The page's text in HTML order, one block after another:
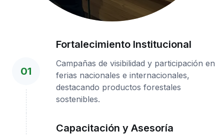
01
Fortalecimiento Institucional
Campañas de visibilidad y participación en
ferias nacionales e internacionales,
destacando productos forestales
sostenibles.
Capacitación y Asesoría